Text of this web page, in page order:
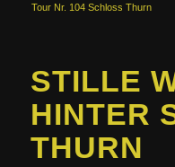
Tour Nr. 104 Schloss Thurn
STILLE
HINTER
THURN